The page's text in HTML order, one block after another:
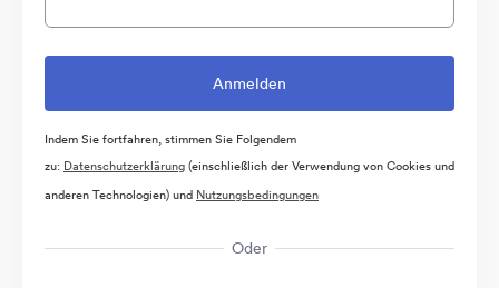
Indem Sie fortfahren, stimmen Sie Folgendem
zu: Datenschutzerklärung(einschließlich der Verwendung von Cookies und
anderen Technologien) und Nutzungsbedingungen
Oder